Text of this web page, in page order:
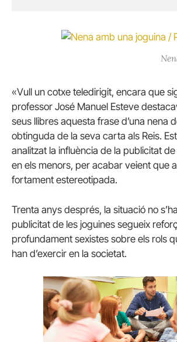
«Vull un cotxe teledirigit, encara que
professor José Manuel Esteve
seus llibres aquesta frase d’una nena
obtinguda de la seva carta als Reis.
analitzat la influència de la publicitat
en els menors, per acabar veient que
fortament estereotipada.
Trenta anys després, la situació no
publicitat de les joguines segueix
profundament sexistes sobre els rols
han d’exercir en la societat.